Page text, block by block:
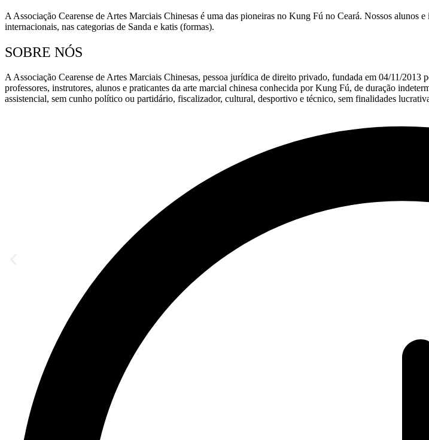
A Associação Cearense de Artes Marciais Chinesas é uma das pioneiras no Kung Fú no Ceará. Nossos alunos
internacionais, nas categorias de Sanda e katis (formas).
SOBRE NÓS
A Associação Cearense de Artes Marciais Chinesas, pessoa jurídica de direito privado, fundada em 04/11/
professores, instrutores, alunos e praticantes da arte marcial chinesa conhecida por Kung Fú, de duração
assistencial, sem cunho político ou partidário, fiscalizador, cultural, desportivo e técnico, sem finalidades